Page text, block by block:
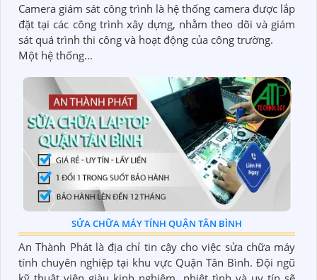
Camera giám sát công trình là hệ thống camera được lắp
đặt tại các công trình xây dựng, nhằm theo dõi và giám
sát quá trình thi công và hoạt động của công trường.
Một hệ thống...
SỬA CHỮA MÁY TÍNH QUẬN TÂN BÌNH
An Thành Phát là địa chỉ tin cậy cho việc sửa chữa máy
tính chuyên nghiệp tại khu vực Quận Tân Bình. Đội ngũ